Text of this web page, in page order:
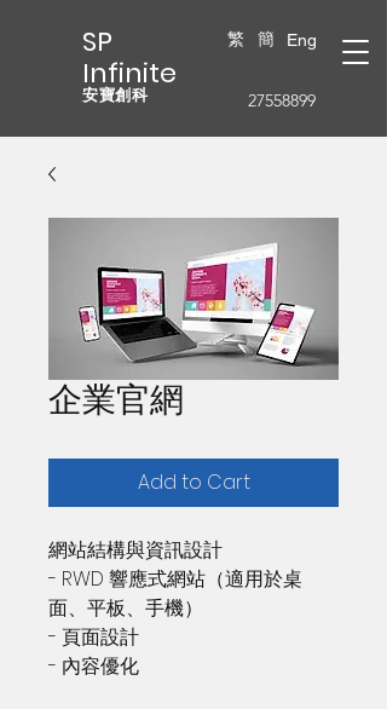
SP
Infinite
安寶創科
繁 簡 Eng
27558899
企業官網
Add to Cart
網站結構與資訊設計
- RWD 響應式網站（適用於桌
面、平板、手機）
- 頁面設計
- 內容優化